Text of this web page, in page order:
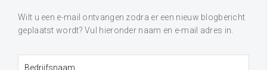
Wilt u een e-mail ontvangen zodra er een nieuw blogbericht
geplaatst wordt? Vul hieronder naam en e-mail adres in.